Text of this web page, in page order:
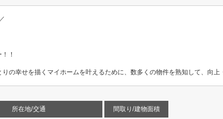
！
の幸せを描くマイホームを叶えるために、数多くの物件を熟知して、向上
所在地/交通
間取り/建物面積